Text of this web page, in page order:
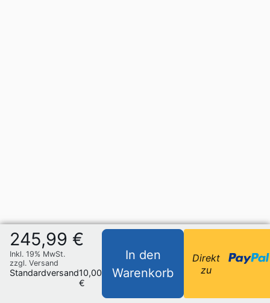
245,99 €
Inkl. 19% MwSt.
zzgl. Versand
Standardversand10,00
€
In den
Warenkorb
Direkt
zu